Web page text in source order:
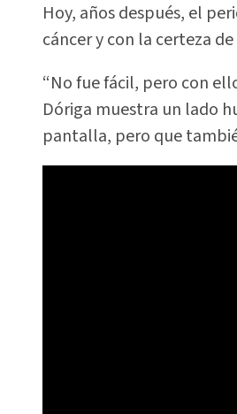
Hoy, años después, el
cáncer y con la certeza
“No fue fácil, pero con
Dóriga muestra un lado
pantalla, pero que